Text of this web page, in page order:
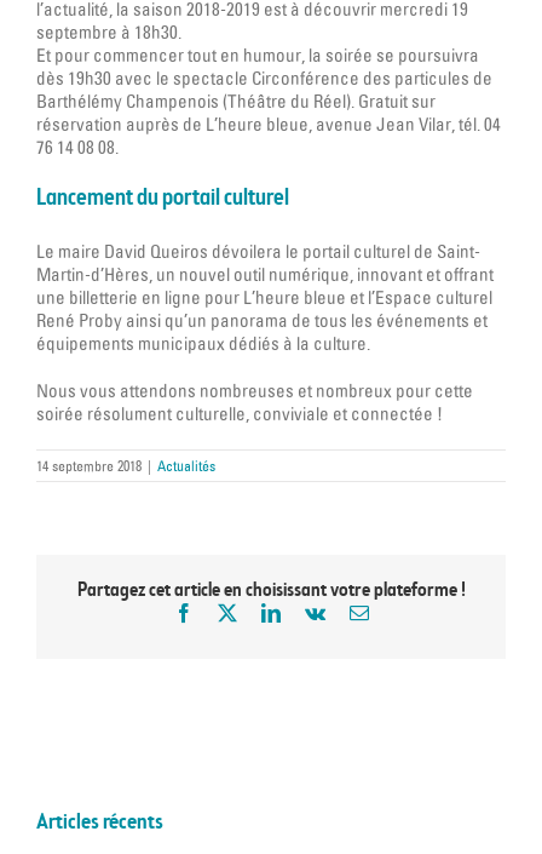
l’actualité, la saison 2018-2019 est à découvrir mercredi 19
septembre à 18h30.
Et pour commencer tout en humour, la soirée se poursuivra
dès 19h30 avec le spectacle Circonférence des particules de
Barthélémy Champenois (Théâtre du Réel). Gratuit sur
réservation auprès de L’heure bleue, avenue Jean Vilar, tél. 04
76 14 08 08.
Lancement du portail culturel
Le maire David Queiros dévoilera le portail culturel de Saint-
Martin-d’Hères, un nouvel outil numérique, innovant et offrant
une billetterie en ligne pour L’heure bleue et l’Espace culturel
René Proby ainsi qu’un panorama de tous les événements et
équipements municipaux dédiés à la culture.
Nous vous attendons nombreuses et nombreux pour cette
soirée résolument culturelle, conviviale et connectée !
14 septembre 2018 | Actualités
Partagez cet article en choisissant votre plateforme !
Articles récents